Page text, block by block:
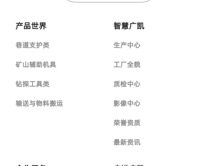
产品世界
巷道支护类
矿山辅助机具
钻探工具类
输送与物料搬运
智慧广凯
生产中心
工厂全貌
质检中心
影像中心
荣誉资质
最新资讯